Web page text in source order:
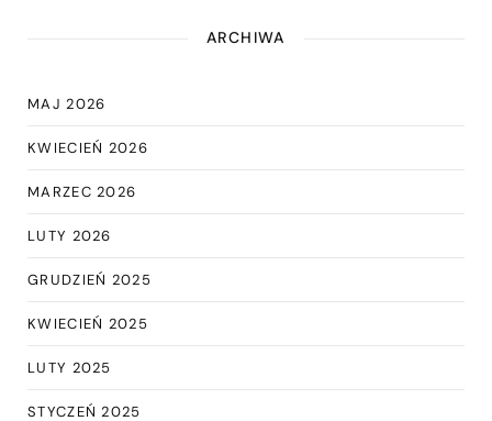
ARCHIWA
MAJ 2026
KWIECIEŃ 2026
MARZEC 2026
LUTY 2026
GRUDZIEŃ 2025
KWIECIEŃ 2025
LUTY 2025
STYCZEŃ 2025